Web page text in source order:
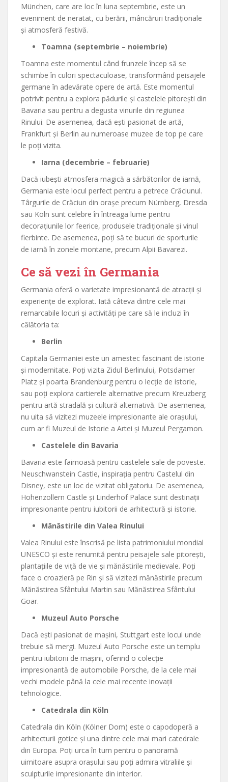
München, care are loc în luna septembrie, este un
eveniment de neratat, cu berării, mâncăruri tradiționale
și atmosferă festivă.
Toamna (septembrie – noiembrie)
Toamna este momentul când frunzele încep să se
schimbe în culori spectaculoase, transformând peisajele
germane în adevărate opere de artă. Este momentul
potrivit pentru a explora pădurile și castelele pitorești din
Bavaria sau pentru a degusta vinurile din regiunea
Rinului. De asemenea, dacă ești pasionat de artă,
Frankfurt și Berlin au numeroase muzee de top pe care
le poți vizita.
Iarna (decembrie – februarie)
Dacă iubești atmosfera magică a sărbătorilor de iarnă,
Germania este locul perfect pentru a petrece Crăciunul.
Târgurile de Crăciun din orașe precum Nürnberg, Dresda
sau Köln sunt celebre în întreaga lume pentru
decorațiunile lor feerice, produsele tradiționale și vinul
fierbinte. De asemenea, poți să te bucuri de sporturile
de iarnă în zonele montane, precum Alpii Bavarezi.
Ce să vezi în Germania
Germania oferă o varietate impresionantă de atracții și
experiențe de explorat. Iată câteva dintre cele mai
remarcabile locuri și activități pe care să le incluzi în
călătoria ta:
Berlin
Capitala Germaniei este un amestec fascinant de istorie
și modernitate. Poți vizita Zidul Berlinului, Potsdamer
Platz și poarta Brandenburg pentru o lecție de istorie,
sau poți explora cartierele alternative precum Kreuzberg
pentru artă stradală și cultură alternativă. De asemenea,
nu uita să vizitezi muzeele impresionante ale orașului,
cum ar fi Muzeul de Istorie a Artei și Muzeul Pergamon.
Castelele din Bavaria
Bavaria este faimoasă pentru castelele sale de poveste.
Neuschwanstein Castle, inspirația pentru Castelul din
Disney, este un loc de vizitat obligatoriu. De asemenea,
Hohenzollern Castle și Linderhof Palace sunt destinații
impresionante pentru iubitorii de arhitectură și istorie.
Mănăstirile din Valea Rinului
Valea Rinului este înscrisă pe lista patrimoniului mondial
UNESCO și este renumită pentru peisajele sale pitorești,
plantațiile de viță de vie și mănăstirile medievale. Poți
face o croazieră pe Rin și să vizitezi mănăstirile precum
Mănăstirea Sfântului Martin sau Mănăstirea Sfântului
Goar.
Muzeul Auto Porsche
Dacă ești pasionat de mașini, Stuttgart este locul unde
trebuie să mergi. Muzeul Auto Porsche este un templu
pentru iubitorii de mașini, oferind o colecție
impresionantă de automobile Porsche, de la cele mai
vechi modele până la cele mai recente inovații
tehnologice.
Catedrala din Köln
Catedrala din Köln (Kölner Dom) este o capodoperă a
arhitecturii gotice și una dintre cele mai mari catedrale
din Europa. Poți urca în turn pentru o panoramă
uimitoare asupra orașului sau poți admira vitraliile și
sculpturile impresionante din interior.